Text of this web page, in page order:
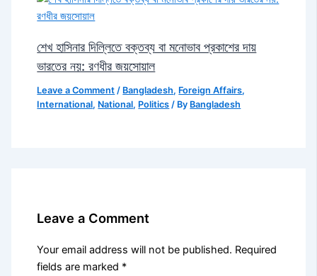
শেখ হাসিনার দিল্লিতে বক্তব্য বা মনোভাব প্রকাশের দায়
ভারতের নয়: রণধীর জয়সোয়াল
Leave a Comment / Bangladesh, Foreign Affairs,
International, National, Politics / By Bangladesh
Leave a Comment
Your email address will not be published. Required
fields are marked *